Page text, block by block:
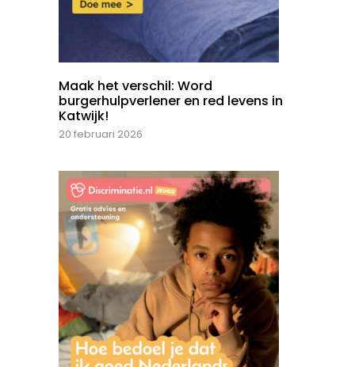
Maak het verschil: Word
burgerhulpverlener en red levens in
Katwijk!
20 februari 2026